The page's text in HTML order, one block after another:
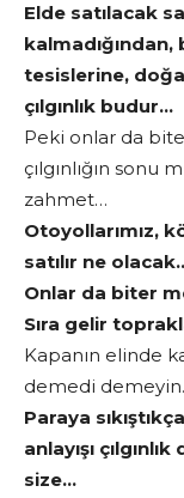
Elde satılacak
tesislerine,
çılgınlık budur…
Peki onlar da
çılgınlığın
zahmet…
Otoyollarımız,
satılır ne
Onlar da biter
Sıra gelir
Kapanın elinde
demedi
Paraya
anlayışı
size…